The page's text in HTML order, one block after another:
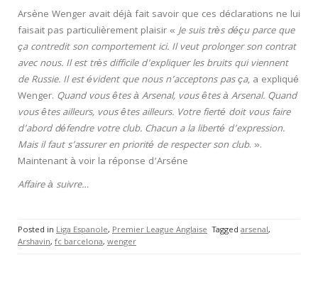
Arsène Wenger avait déjà fait savoir que ces déclarations ne lui
faisait pas particulièrement plaisir «Je suis très déçu parce que
ça contredit son comportement ici. Il veut prolonger son contrat
avec nous. Il est très difficile d’expliquer les bruits qui viennent
de Russie. Il est évident que nous n’acceptons pas ça, a expliqué
Wenger. Quand vous êtes à Arsenal, vous êtes à Arsenal. Quand
vous êtes ailleurs, vous êtes ailleurs. Votre fierté doit vous faire
d’abord défendre votre club. Chacun a la liberté d’expression.
Mais il faut s’assurer en priorité de respecter son club. ».
Maintenant à voir la réponse d’Arséne
Affaire à suivre…
Posted in Liga Espanole, Premier League Anglaise Tagged arsenal,
Arshavin, fc barcelona, wenger